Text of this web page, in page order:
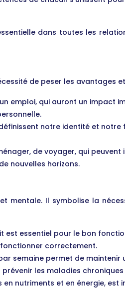
dans toutes les
de peser les avantages
emploi, qui auront un
notre identité et
de voyager, qui
nouvelles horizons.
mentale. Il symbolise la
est essentiel pour le bon
correctement.
semaine permet de
prévenir les maladies
en nutriments et en énergie,